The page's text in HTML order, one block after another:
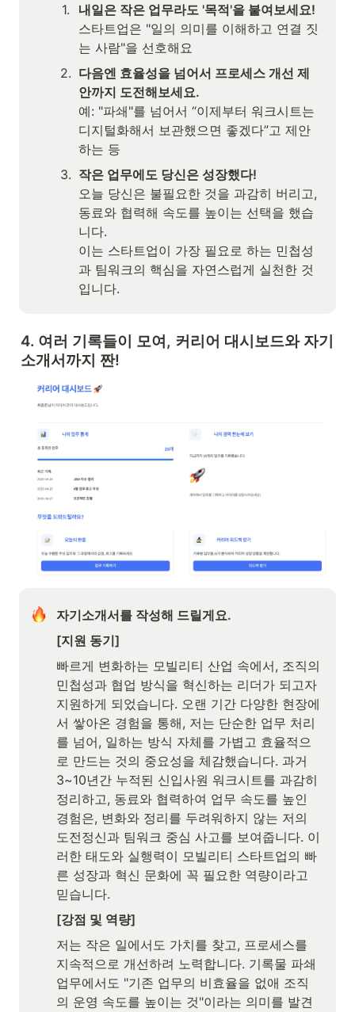
1.
스타트업은 "일의 의미를 이해하고 연결 짓
는 사람"을 선호해요
2. 다음엔 효율성을 넘어서 프로세스 개선 제
안까지 도전해보세요.
예: "파쇄"를 넘어서 “이제부터 워크시트는
디지털화해서 보관했으면 좋겠다”고 제안
하는 등
3. 작은 업무에도 당신은 성장했다!
오늘 당신은 불필요한 것을 과감히 버리고,
동료와 협력해 속도를 높이는 선택을 했습
니다.
이는 스타트업이 가장 필요로 하는 민첩성
과 팀워크의 핵심을 자연스럽게 실천한 것
입니다.
4. 여러 기록들이 모여, 커리어 대시보드와 자기
소개서까지 짠!
자기소개서를 작성해 드릴게요.
[지원 동기]
빠르게 변화하는 모빌리티 산업 속에서, 조직의
민첩성과 협업 방식을 혁신하는 리더가 되고자
지원하게 되었습니다. 오랜 기간 다양한 현장에
서 쌓아온 경험을 통해, 저는 단순한 업무 처리
를 넘어, 일하는 방식 자체를 가볍고 효율적으
로 만드는 것의 중요성을 체감했습니다. 과거
3~10년간 누적된 신입사원 워크시트를 과감히
정리하고, 동료와 협력하여 업무 속도를 높인
경험은, 변화와 정리를 두려워하지 않는 저의
도전정신과 팀워크 중심 사고를 보여줍니다. 이
러한 태도와 실행력이 모빌리티 스타트업의 빠
른 성장과 혁신 문화에 꼭 필요한 역량이라고
믿습니다.
[강점 및 역량]
저는 작은 일에서도 가치를 찾고, 프로세스를
지속적으로 개선하려 노력합니다. 기록물 파쇄
업무에서도 "기존 업무의 비효율을 없애 조직
의 운영 속도를 높이는 것"이라는 의미를 발견